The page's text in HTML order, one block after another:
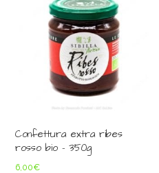
Confettura extra ribes
rosso bio – 350g
6,00€